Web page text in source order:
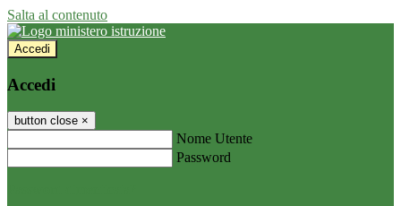
Salta al contenuto
Accedi
Accedi
button close ×
Nome Utente
Password